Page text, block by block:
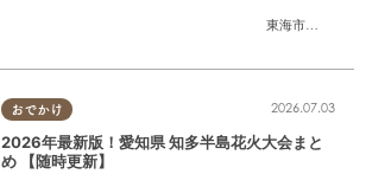
東海市
,大府市
おでかけ 2026.07.03
2026年最新版！愛知県 知多半島花火大会まと
め 【随時更新】